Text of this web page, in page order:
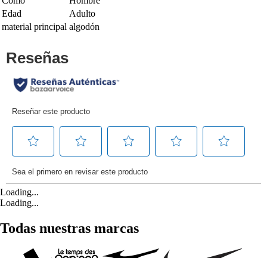
Edad
Adulto
material principal algodón
Loading...
Loading...
Todas nuestras marcas